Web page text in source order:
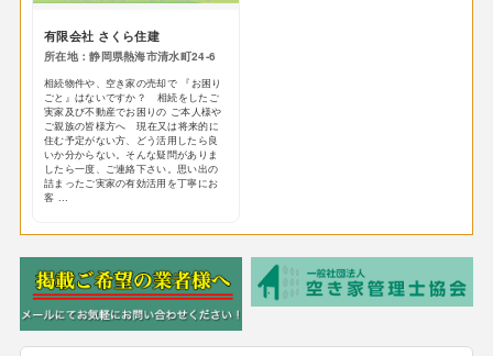
有限会社 さくら住建
所在地：静岡県熱海市清水町24-6
相続物件や、空き家の売却で 『お困り
ごと』はないですか？ 相続をしたご
実家及び不動産でお困りの ご本人様や
ご親族の皆様方へ 現在又は将来的に
住む予定がない方、どう活用したら良
いか分からない。そんな疑問がありま
したら一度、ご連絡下さい。思い出の
詰まったご実家の有効活用を丁寧にお
客 ...